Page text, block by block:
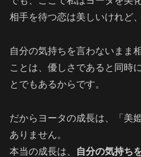
相手を待つ恋は美しいけれど
自分の気持ちを言わないまま
ことは、優しさであると同時
とでもあるからです。
だからヨータの成長は、「美
ありません。
本当の成長は、
自分の気持ち